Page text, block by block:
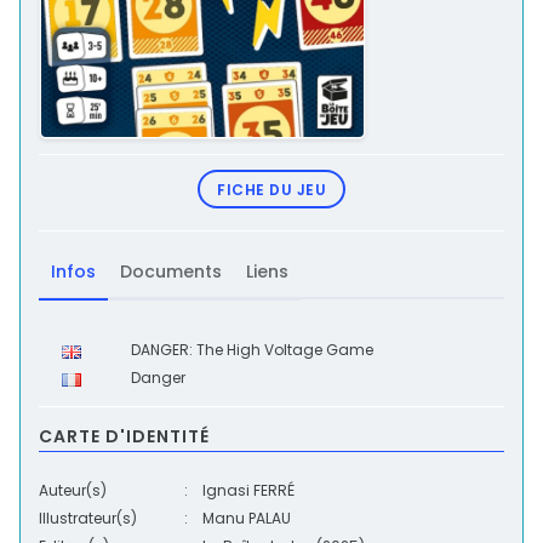
FICHE DU JEU
Infos Documents Liens
DANGER: The High Voltage Game
Danger
CARTE D'IDENTITÉ
Auteur(s) :
Ignasi FERRÉ
Illustrateur(s)
:
Manu PALAU